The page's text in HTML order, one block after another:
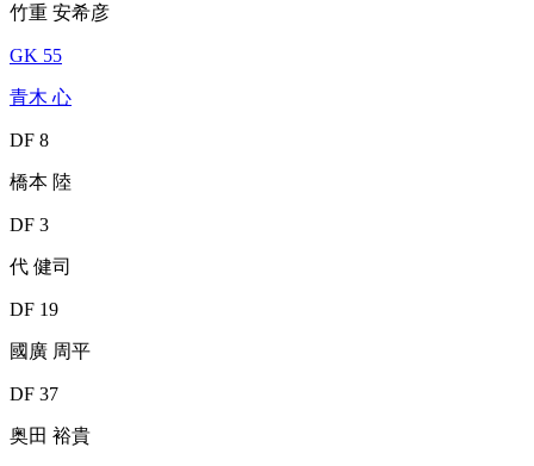
竹重 安希彦
GK 55
青木 心
DF 8
橋本 陸
DF 3
代 健司
DF 19
國廣 周平
DF 37
奥田 裕貴